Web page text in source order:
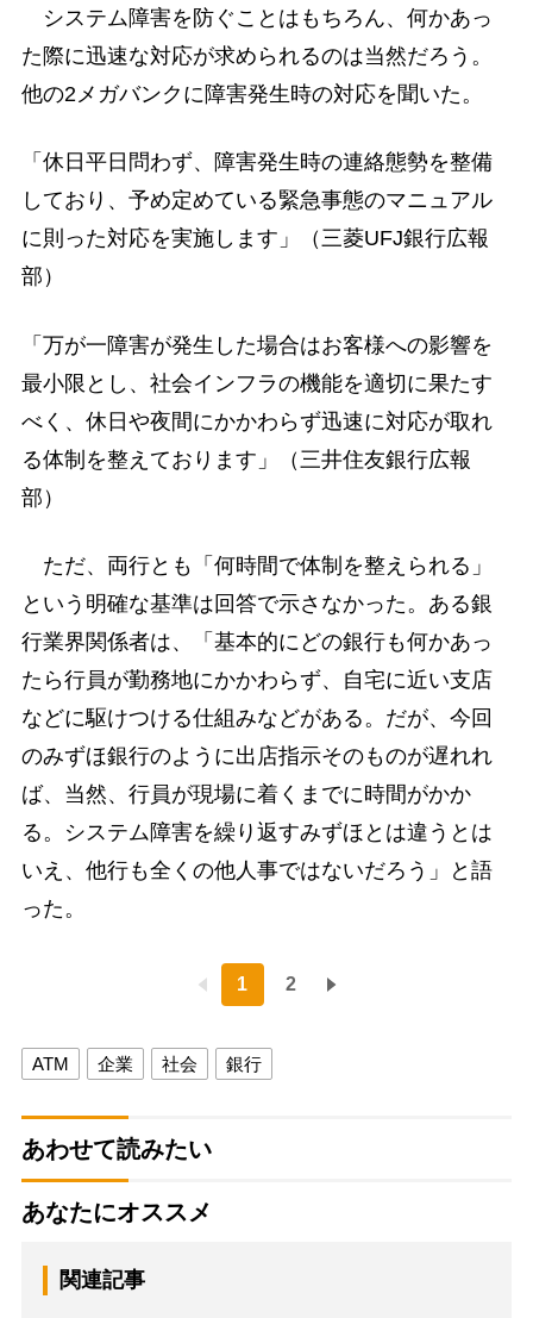
システム障害を防ぐことはもちろん、何かあっ
た際に迅速な対応が求められるのは当然だろう。
他の2メガバンクに障害発生時の対応を聞いた。
「休日平日問わず、障害発生時の連絡態勢を整備
しており、予め定めている緊急事態のマニュアル
に則った対応を実施します」（三菱UFJ銀行広報
部）
「万が一障害が発生した場合はお客様への影響を
最小限とし、社会インフラの機能を適切に果たす
べく、休日や夜間にかかわらず迅速に対応が取れ
る体制を整えております」（三井住友銀行広報
部）
ただ、両行とも「何時間で体制を整えられる」
という明確な基準は回答で示さなかった。ある銀
行業界関係者は、「基本的にどの銀行も何かあっ
たら行員が勤務地にかかわらず、自宅に近い支店
などに駆けつける仕組みなどがある。だが、今回
のみずほ銀行のように出店指示そのものが遅れれ
ば、当然、行員が現場に着くまでに時間がかか
る。システム障害を繰り返すみずほとは違うとは
いえ、他行も全くの他人事ではないだろう」と語
った。
1 2
ATM 企業 社会 銀行
あわせて読みたい
あなたにオススメ
関連記事